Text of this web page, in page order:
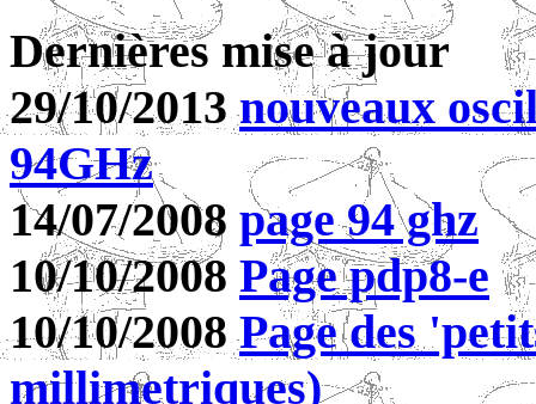
Dernières mise à jour
29/10/2013nouveaux
94GHz
14/07/2008 page 94 ghz
10/10/2008 Page pdp8-e
10/10/2008Page des
millimetriques)